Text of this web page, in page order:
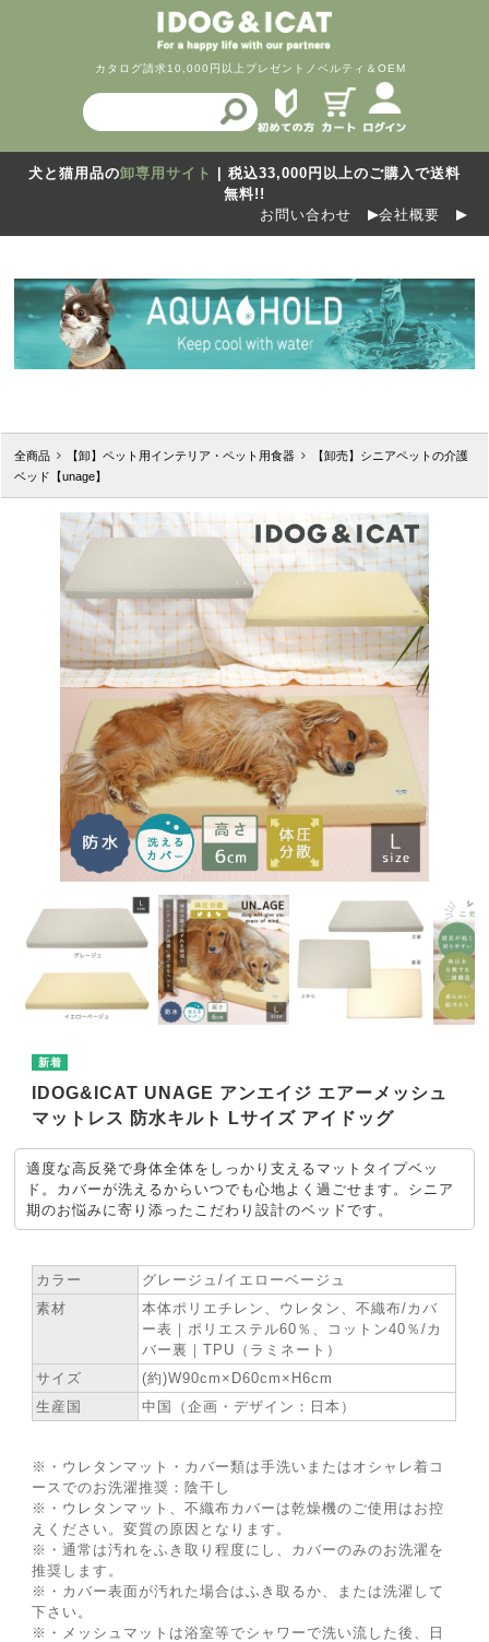
カタログ請求10,000円以上プレゼント ノベルティ＆OEM
犬と猫用品の卸専用サイト
| 税込33,000円以上のご購入で送料
無料!!
お問い合わせ
会社概要
全商品 【卸】ペット用インテリア・ペット用食器
【卸売】シニアペットの介護
ベッド【unage】
IDOG&ICAT UNAGE アンエイジ エアーメッシュ
マットレス 防水キルト Lサイズ アイドッグ
適度な高反発で身体全体をしっかり支えるマットタイプベッ
ド。カバーが洗えるからいつでも心地よく過ごせます。シニア
期のお悩みに寄り添ったこだわり設計のベッドです。
カラー
グレージュ/イエローベージュ
素材
本体ポリエチレン、ウレタン、不織布/カバ
ー表｜ポリエステル60％、コットン40％/カ
バー裏｜TPU（ラミネート）
サイズ
(約)W90cm×D60cm×H6cm
生産国
中国（企画・デザイン：日本）
※・ウレタンマット・カバー類は手洗いまたはオシャレ着コ
ースでのお洗濯推奨：陰干し
※・ウレタンマット、不織布カバーは乾燥機のご使用はお控
えください。変質の原因となります。
※・通常は汚れをふき取り程度にし、カバーのみのお洗濯を
推奨します。
※・カバー表面が汚れた場合はふき取るか、または洗濯して
下さい。
※・メッシュマットは浴室等でシャワーで洗い流した後、日